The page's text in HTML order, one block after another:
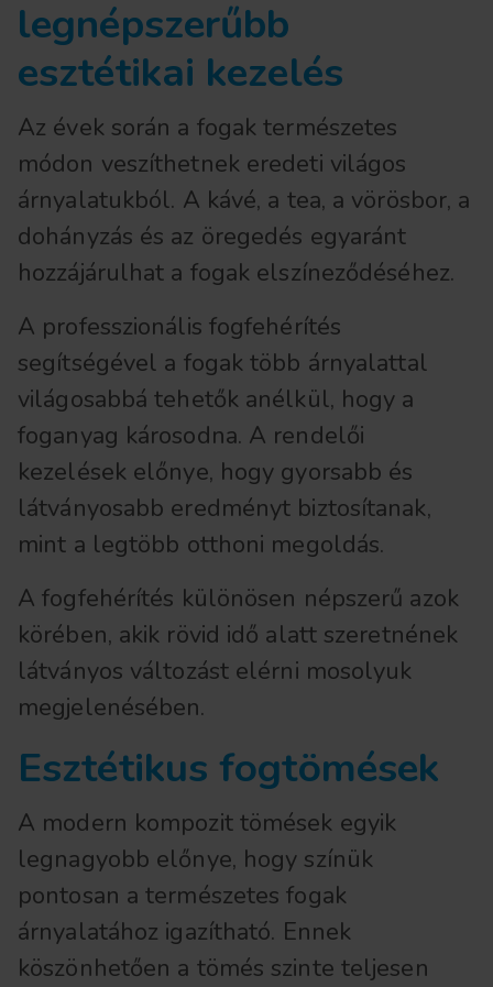
legnépszerűbb
esztétikai kezelés
Az évek során a fogak természetes
módon veszíthetnek eredeti világos
árnyalatukból. A kávé, a tea, a vörösbor, a
dohányzás és az öregedés egyaránt
hozzájárulhat a fogak elszíneződéséhez.
A professzionális fogfehérítés
segítségével a fogak több árnyalattal
világosabbá tehetők anélkül, hogy a
foganyag károsodna. A rendelői
kezelések előnye, hogy gyorsabb és
látványosabb eredményt biztosítanak,
mint a legtöbb otthoni megoldás.
A fogfehérítés különösen népszerű azok
körében, akik rövid idő alatt szeretnének
látványos változást elérni mosolyuk
megjelenésében.
Esztétikus fogtömések
A modern kompozit tömések egyik
legnagyobb előnye, hogy színük
pontosan a természetes fogak
árnyalatához igazítható. Ennek
köszönhetően a tömés szinte teljesen